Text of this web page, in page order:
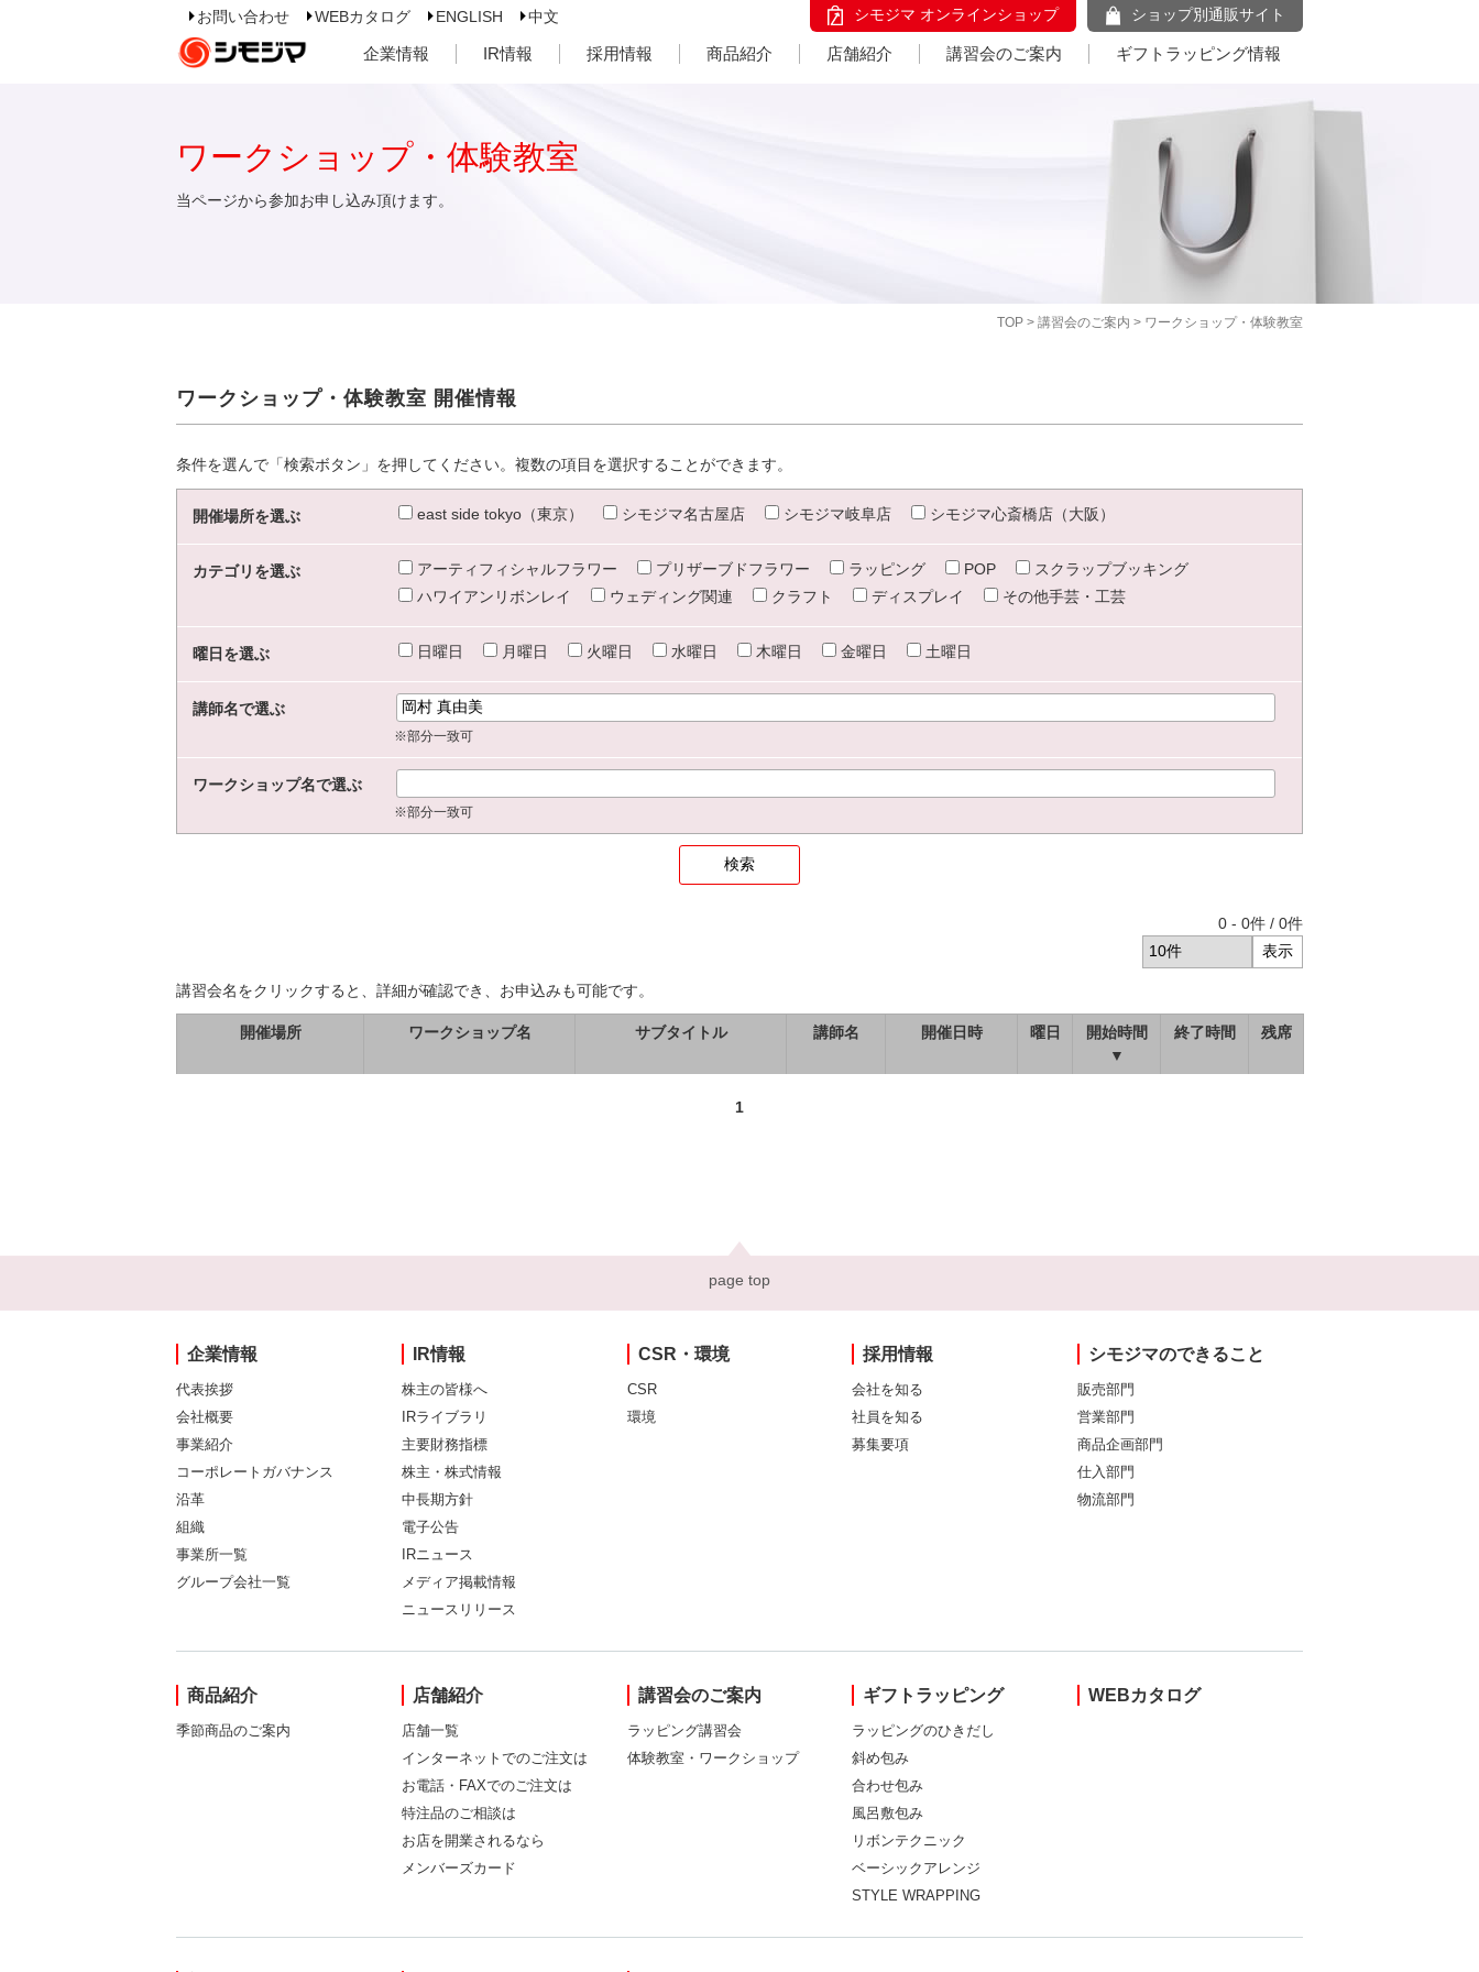
お問い合わせ WEBカタログ ENGLISH 中文 シモジマ オンラインショップ ショップ別通販サイト
企業情報 IR情報 採用情報 商品紹介 店舗紹介 講習会のご案内 ギフトラッピング情報
TOP > 講習会のご案内 > ワークショップ・体験教室
ワークショップ・体験教室
当ページから参加お申し込み頂けます。
ワークショップ・体験教室 開催情報
条件を選んで「検索ボタン」を押してください。複数の項目を選択することができます。
開催場所を選ぶ east side tokyo（東京） シモジマ名古屋店 シモジマ岐阜店 シモジマ心斎橋店（大阪）
カテゴリを選ぶ アーティフィシャルフラワー プリザーブドフラワー ラッピング POP
スクラップブッキング
ハワイアンリボンレイ
ウェディング関連 クラフト ディスプレイ その他手芸・工芸
曜日を選ぶ 日曜日 月曜日 火曜日 水曜日 木曜日 金曜日 土曜日
講師名で選ぶ
※部分一致可
ワークショップ名で選ぶ
※部分一致可
0 - 0件 / 0件
講習会名をクリックすると、詳細が確認でき、お申込みも可能です。
開催場所 ワークショップ名 サブタイトル 講師名 開催日時 曜日
開始時間
▼
終了時間 残席
1
page top
企業情報
代表挨拶
会社概要
事業紹介
コーポレートガバナンス
沿革
組織
事業所一覧
グループ会社一覧
IR情報
株主の皆様へ
IRライブラリ
主要財務指標
株主・株式情報
中長期方針
電子公告
IRニュース
メディア掲載情報
ニュースリリース
CSR・環境
CSR
環境
採用情報
会社を知る
社員を知る
募集要項
シモジマのできること
販売部門
営業部門
商品企画部門
仕入部門
物流部門
商品紹介
季節商品のご案内
店舗紹介
店舗一覧
インターネットでのご注文は
お電話・FAXでのご注文は
特注品のご相談は
お店を開業されるなら
メンバーズカード
講習会のご案内
ラッピング講習会
体験教室・ワークショップ
ギフトラッピング
ラッピングのひきだし
斜め包み
合わせ包み
風呂敷包み
リボンテクニック
ベーシックアレンジ
STYLE WRAPPING
WEBカタログ